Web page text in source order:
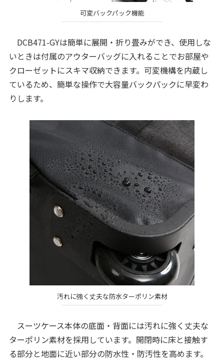
可変バックパック機能
DCB471-GYは簡単に展開・折り畳みができ、使用しな
いときは付属のアウターバッグに入れることでお部屋や
クローゼットにスキマ収納できます。可変機構を内蔵し
ているため、簡単な操作で大容量バックパックに早変わ
りします。
汚れに強く丈夫な防水ターポリン素材
スーツケース本体の底面・背面には汚れに強く丈夫な
ターポリン素材を採用しています。開閉時に床と接触す
る部分と地面に近い部分の防水性・防汚性を高めます。